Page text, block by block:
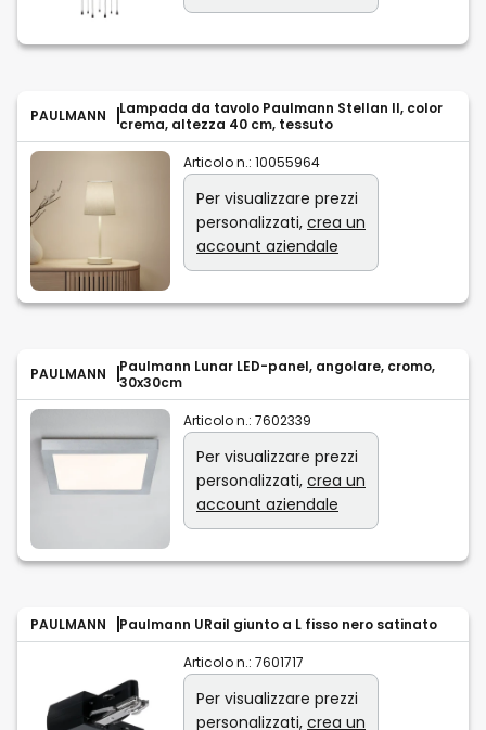
PAULMANN
Lampada da tavolo Paulmann Stellan II, color
crema, altezza 40 cm, tessuto
Articolo n.: 10055964
Per visualizzare prezzi
personalizzati, crea un
account aziendale
PAULMANN
Paulmann Lunar LED-panel, angolare, cromo,
30x30cm
Articolo n.: 7602339
Per visualizzare prezzi
personalizzati, crea un
account aziendale
PAULMANN Paulmann URail giunto a L fisso nero satinato
Articolo n.: 7601717
Per visualizzare prezzi
personalizzati, crea un